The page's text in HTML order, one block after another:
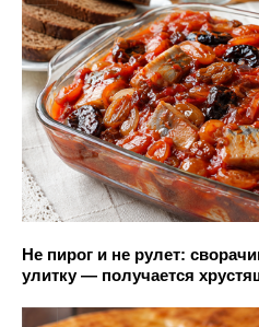
Не пирог и не рулет:
улитку — получается